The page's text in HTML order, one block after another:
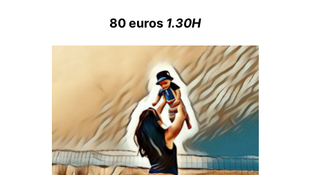
80 euros 1.30H